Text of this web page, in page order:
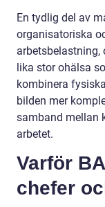
En tydlig del av
organisatoriska
arbetsbelastning,
lika stor ohälsa
kombinera
bilden mer
samband mellan
arbetet.
Varför
chefer